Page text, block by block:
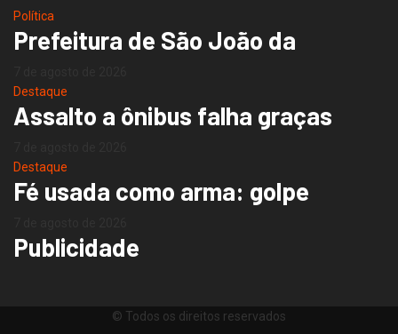
Política
Prefeitura de São João da
Destaque
Assalto a ônibus falha graças
Destaque
Fé usada como arma: golpe
Publicidade
© Todos os direitos reservados